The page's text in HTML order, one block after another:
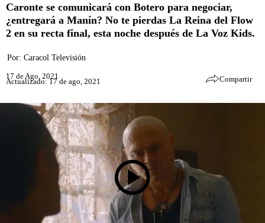
Caronte se comunicará con Botero para negociar,
¿entregará a Manín? No te pierdas La Reina del Flow
2 en su recta final, esta noche después de La Voz Kids.
Por: Caracol Televisión
17 de Ago, 2021
Actualizado: 17 de ago, 2021 Compartir